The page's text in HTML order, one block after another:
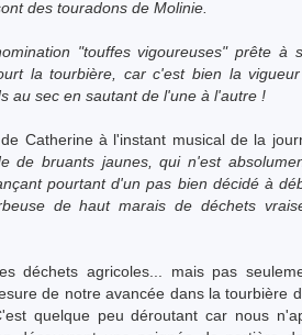
des touradons de Molinie.
"touffes vigoureuses" prête à
la tourbière, car c'est bien la
au sec en sautant de l'une à l'autre !
Catherine à l'instant musical de la
de bruants jaunes, qui n'est
pourtant d'un pas bien décidé à
de haut marais de déchets
déchets agricoles... mais pas
de notre avancée dans la tourbière
quelque peu déroutant car nous